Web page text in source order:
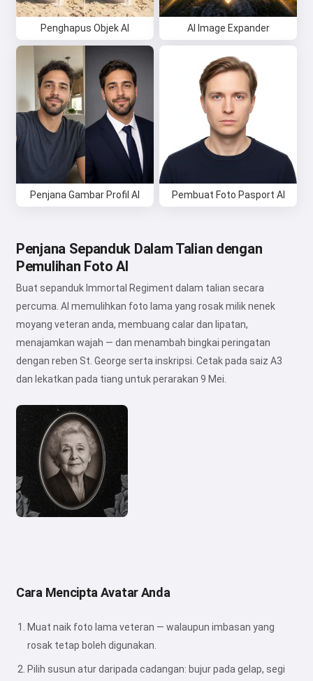
Penghapus Objek AI AI Image Expander
Penjana Gambar Profil AI Pembuat Foto Pasport AI
Penjana Sepanduk Dalam Talian dengan
Pemulihan Foto AI
Buat sepanduk Immortal Regiment dalam talian secara
percuma. AI memulihkan foto lama yang rosak milik nenek
moyang veteran anda, membuang calar dan lipatan,
menajamkan wajah — dan menambah bingkai peringatan
dengan reben St. George serta inskripsi. Cetak pada saiz A3
dan lekatkan pada tiang untuk perarakan 9 Mei.
Cara Mencipta Avatar Anda
Muat naik foto lama veteran — walaupun imbasan yang
rosak tetap boleh digunakan.
Pilih susun atur daripada cadangan: bujur pada gelap, segi